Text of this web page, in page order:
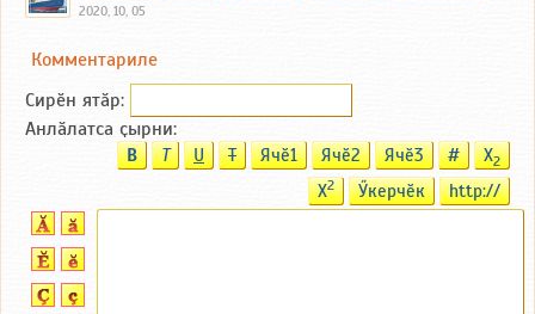
2020, 10, 05
Комментариле
Сирӗн ятӑp:
Анлӑлатса ҫырни:
B T U T Ячӗ1 Ячӗ2 Ячӗ3 # X2
X2 Ӳкерчӗк http://